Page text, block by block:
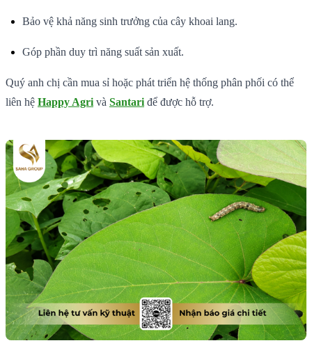
Bảo vệ khả năng sinh trưởng của cây khoai lang.
Góp phần duy trì năng suất sản xuất.
Quý anh chị cần mua sỉ hoặc phát triển hệ thống phân phối có thể
liên hệ Happy Agri và Santari để được hỗ trợ.